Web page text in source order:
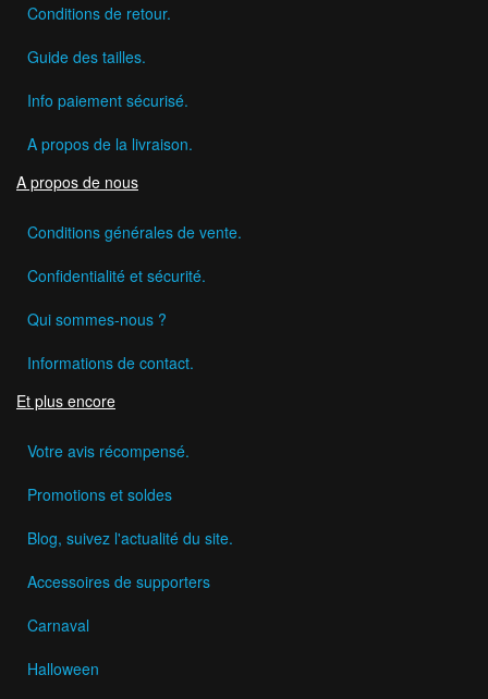
Conditions de retour.
Guide des tailles.
Info paiement sécurisé.
A propos de la livraison.
A propos de nous
Conditions générales de vente.
Confidentialité et sécurité.
Qui sommes-nous ?
Informations de contact.
Et plus encore
Votre avis récompensé.
Promotions et soldes
Blog, suivez l'actualité du site.
Accessoires de supporters
Carnaval
Halloween